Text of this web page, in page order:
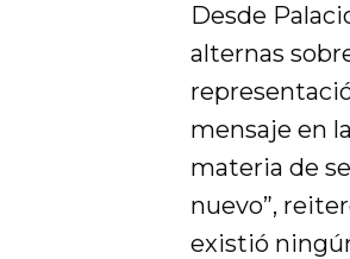
Desde
alternas
mensaje en
materia de
nuevo”,
existió